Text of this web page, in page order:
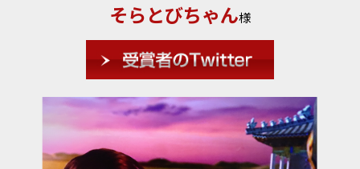
そらとびちゃん様